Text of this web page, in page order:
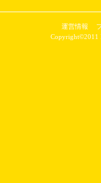
運営情報
Copyright©2011